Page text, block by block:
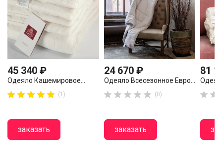
45 340 ₽
Одеяло Кашемировое...

 (1)
заказать
24 670 ₽
Одеяло Всесезонное Евро...
     (0)
заказать
81
 